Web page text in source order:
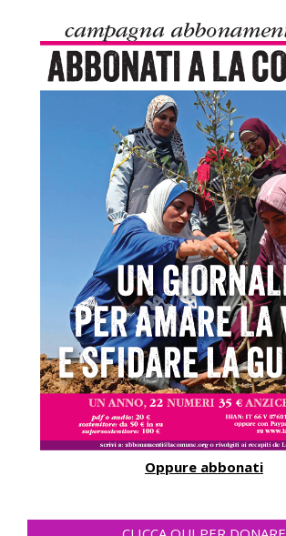
Oppure abbonati